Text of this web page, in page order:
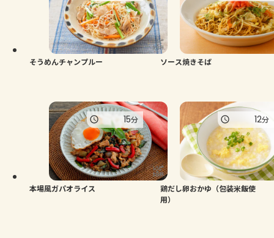
そうめんチャンプルー ソース焼きそば
本場風ガパオライス
15分
鶏だし卵おかゆ（包装米飯使
用）
12分